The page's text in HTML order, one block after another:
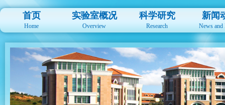
首页
Home
实验室概况
Overview
科学研究
Research
新闻
News and